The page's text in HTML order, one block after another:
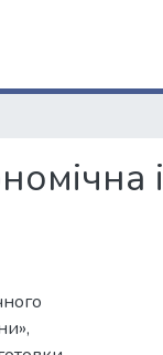
і